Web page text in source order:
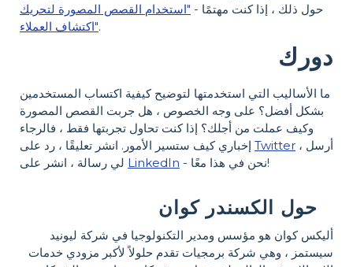
حول ذلك ، إذا كنت مهتمًا - "استخدام القصص المصورة لتحريك
اكتشاف العملاء".
دورك
ما الأساليب التي استخدمتها لتوضيح كيفية اكتساب المستخدمين
بشكل أفضل؟ على وجه الخصوص ، هل جربت القصص المصورة
وكيف عملت من أجلك؟ إذا كنت تحاول تجربتها فقط ، فالرجاء
Twitter ، أرسل
LinkedIn - نحن في هذا معًا!
حول الكسندر كوان
أليكس كوان هو مؤسس ومدير التكنولوجيا في شركة ليونيد
سيستمز ، وهي شركة برمجيات تقدم حلولاً لأكبر مزودي خدمات